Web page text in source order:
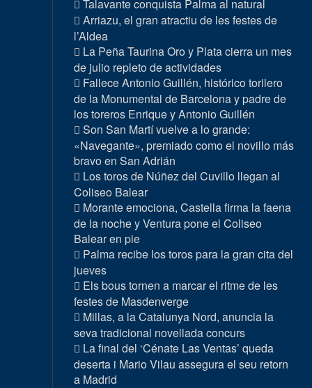
Talavante conquista Palma al natural
Arriazu, el gran atractiu de les festes de
l’Aldea
La Peña Taurina Oro y Plata cierra un mes
de julio repleto de actividades
Fallece Antonio Guillén, histórico torilero
de la Monumental de Barcelona y padre de
los toreros Enrique y Antonio Guillén
Son San Martí vuelve a lo grande:
«Navegante», premiado como el novillo más
bravo en San Adrián
Los toros de Núñez del Cuvillo llegan al
Coliseo Balear
Morante emociona, Castella firma la faena
de la noche y Ventura pone el Coliseo
Balear en pie
Palma recibe los toros para la gran cita del
jueves
Els bous tornen a marcar el ritme de les
festes de Masdenverge
Millas, a la Catalunya Nord, anuncia la
seva tradicional novellada concurs
La final del ‘Cénate Las Ventas’ queda
deserta i Mario Vilau assegura el seu retorn
a Madrid